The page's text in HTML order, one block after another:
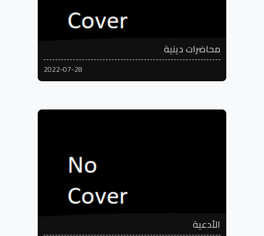
محاضرات دينية
2022-07-28
الأدعية